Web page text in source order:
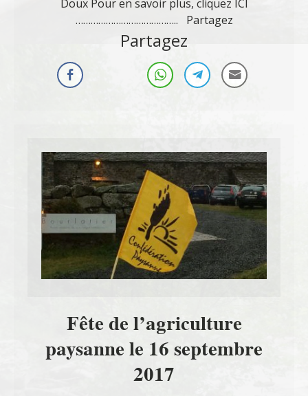
Doux Pour en savoir plus, cliquez ICI
………………………………….. Partagez
Partagez
Fête de l’agriculture
paysanne le 16 septembre
2017